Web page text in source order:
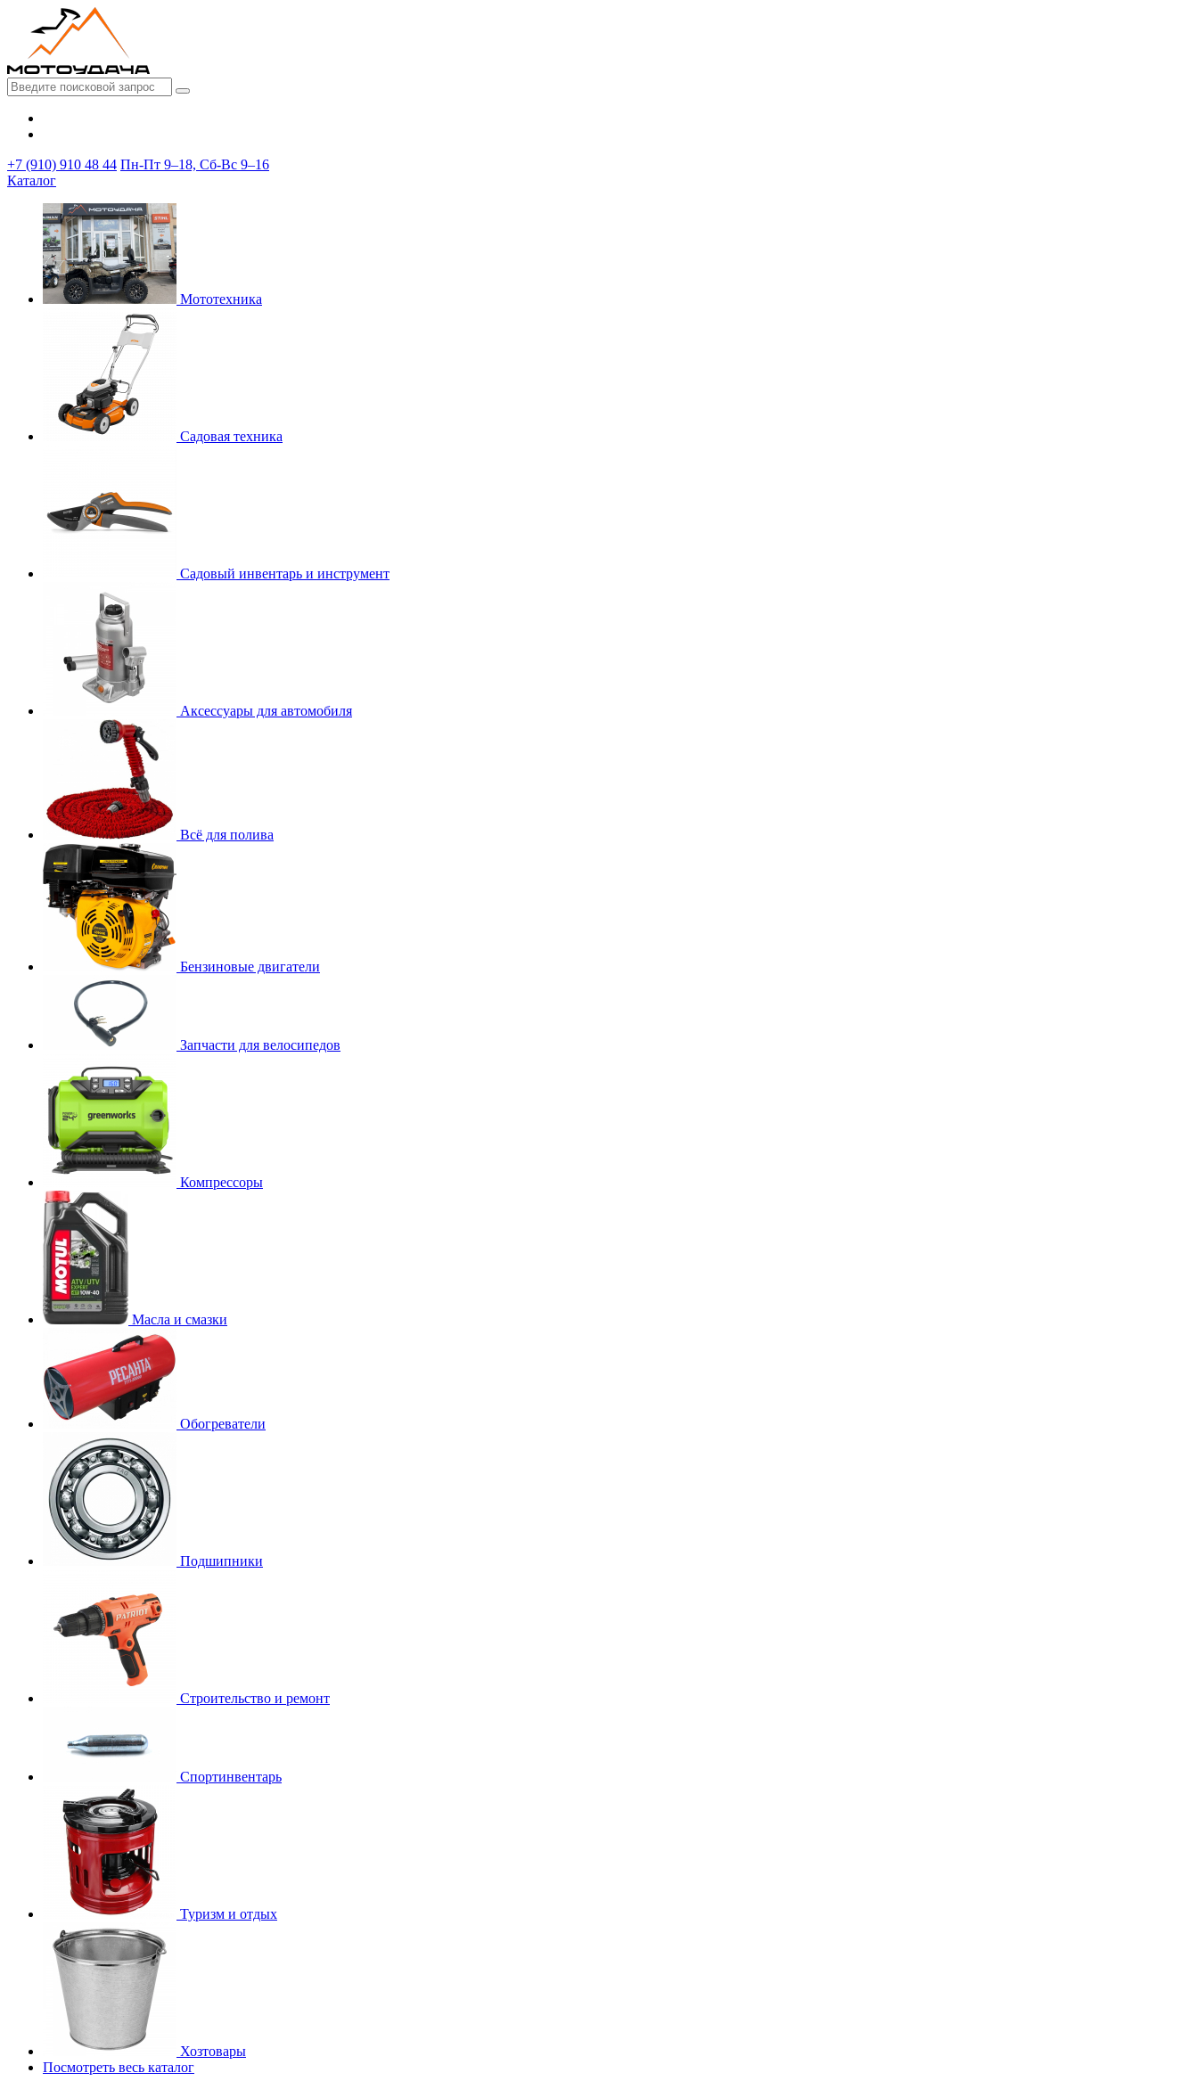
+7 (910) 910 48 44 Пн-Пт 9–18, Сб-Вс 9–16
Каталог
Мототехника
Садовая техника
Садовый инвентарь и инструмент
Аксессуары для автомобиля
Всё для полива
Бензиновые двигатели
Запчасти для велосипедов
Компрессоры
Масла и смазки
Обогреватели
Подшипники
Строительство и ремонт
Спортинвентарь
Туризм и отдых
Хозтовары
Посмотреть весь каталог